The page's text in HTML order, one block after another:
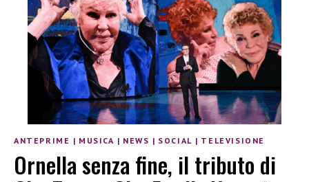
ANTEPRIME | MUSICA | NEWS | SOCIAL | TELEVISIONE
Ornella senza fine, il tributo di